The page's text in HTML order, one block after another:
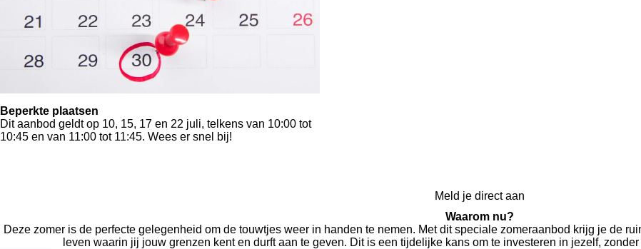
Beperkte plaatsen
Dit aanbod geldt op 10, 15, 17 en 22 juli, telkens van 10:00 tot
10:45 en van 11:00 tot 11:45. Wees er snel bij!
Meld je direct aan
Waarom nu?
Deze zomer is de perfecte gelegenheid om de touwtjes weer in handen te nemen. Met dit speciale zomeraanbod krijg je de
leven waarin jij jouw grenzen kent en durft aan te geven. Dit is een tijdelijke kans om te investeren in jezelf,